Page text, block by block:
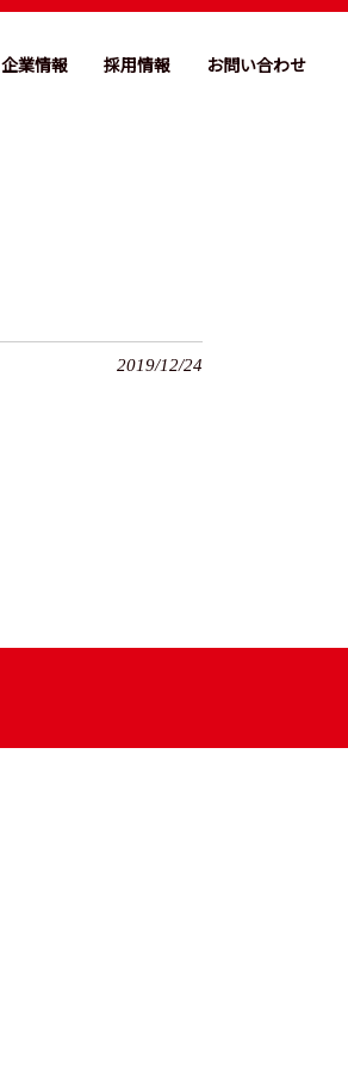
企業情報 採用情報 お問い合わせ
2019/12/24